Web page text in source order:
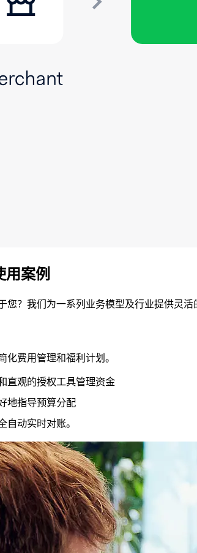
用案例
您？我们为一系列业务模型及行业提供灵活
化费用管理和福利计划。
直观的授权工具管理资金
地指导预算分配
自动实时对账。